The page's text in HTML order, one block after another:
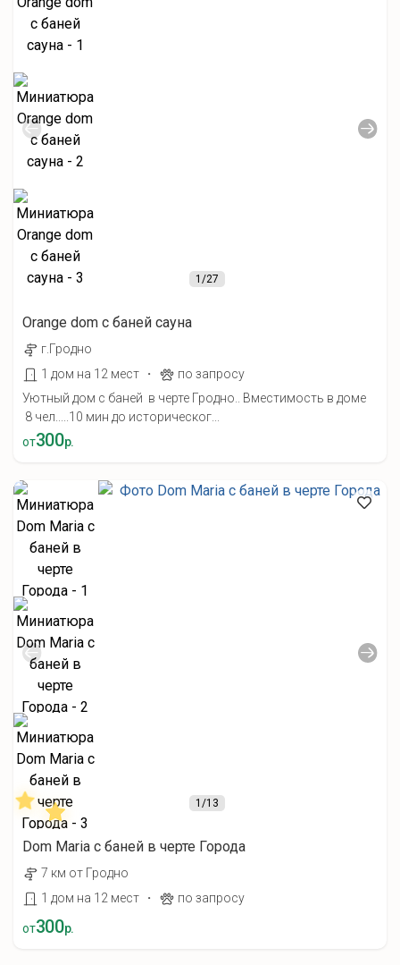
1/27
Orange dom с баней сауна
г.Гродно
1 дом на 12 мест
·
по запросу
Уютный дом с баней в черте Гродно.. Вместимость в доме
8 чел.....10 мин до историческог...
от300р.
1/13
Dom Maria с баней в черте Города
7 км от Гродно
1 дом на 12 мест
· по запросу
от300р.